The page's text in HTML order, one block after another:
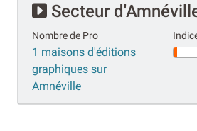
Secteur
Nombre de Pro
1 maisons d'éditions
graphiques sur
Amnéville